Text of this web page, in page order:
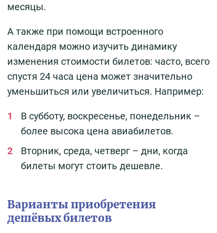
месяцы.
А также при помощи встроенного
календаря можно изучить динамику
изменения стоимости билетов: часто, всего
спустя 24 часа цена может значительно
уменьшиться или увеличиться. Например:
В субботу, воскресенье, понедельник –
более высока цена авиабилетов.
Вторник, среда, четверг – дни, когда
билеты могут стоить дешевле.
Варианты приобретения
дешёвых билетов